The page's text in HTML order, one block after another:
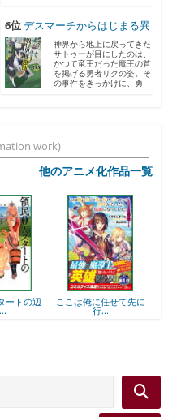
6位デスマーチからはじまる異
世...
神界から地上に戻ってきた
サトゥーが目にしたのは、
かつて竜王だった魔王の首
を掲げる勇者リクの姿。そ
の事件をきっかけに、勇
work)
他のアニメ化作品一覧
ートの辺 ここは俺に任せて先に
行...